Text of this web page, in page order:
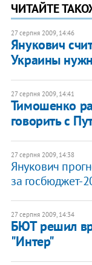
ЧИТАЙТЕ
27 серпня 2009, 14:46
Янукович
Украины
27 серпня 2009, 14:41
Тимошенко
говорить с
27 серпня 2009, 14:38
Янукович
за госбюджет-
27 серпня 2009, 14:34
БЮТ решил
"Интер"